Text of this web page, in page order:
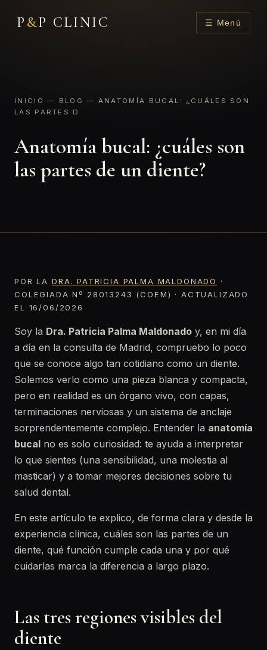
P &P CLINIC ☰ Menú
INICIO — BLOG — ANATOMÍA BUCAL: ¿CUÁLES SON
LAS PARTES D
Anatomía bucal: ¿cuáles son
las partes de un diente?
POR LA DRA. PATRICIA PALMA MALDONADO
·
COLEGIADA Nº 28013243 (COEM) · ACTUALIZADO
EL 16/06/2026
Soy la Dra. Patricia Palma Maldonado y, en mi día
a día en la consulta de Madrid, compruebo lo poco
que se conoce algo tan cotidiano como un diente.
Solemos verlo como una pieza blanca y compacta,
pero en realidad es un órgano vivo, con capas,
terminaciones nerviosas y un sistema de anclaje
sorprendentemente complejo. Entender la anatomía
bucal no es solo curiosidad: te ayuda a interpretar
lo que sientes (una sensibilidad, una molestia al
masticar) y a tomar mejores decisiones sobre tu
salud dental.
En este artículo te explico, de forma clara y desde la
experiencia clínica, cuáles son las partes de un
diente, qué función cumple cada una y por qué
cuidarlas marca la diferencia a largo plazo.
Las tres regiones visibles del
diente